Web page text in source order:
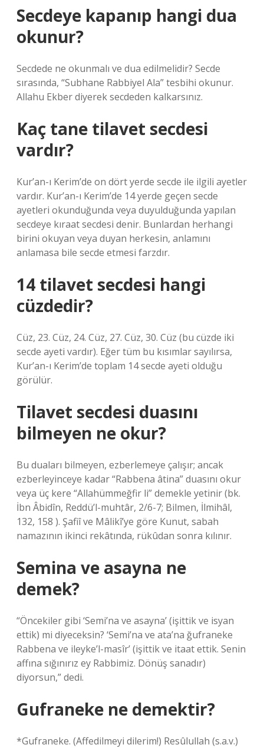
Secdeye kapanıp hangi dua
okunur?
Secdede ne okunmalı ve dua edilmelidir? Secde
sırasında, “Subhane Rabbiyel Ala” tesbihi okunur.
Allahu Ekber diyerek secdeden kalkarsınız.
Kaç tane tilavet secdesi
vardır?
Kur’an-ı Kerim’de on dört yerde secde ile ilgili ayetler
vardır. Kur’an-ı Kerim’de 14 yerde geçen secde
ayetleri okunduğunda veya duyulduğunda yapılan
secdeye kıraat secdesi denir. Bunlardan herhangi
birini okuyan veya duyan herkesin, anlamını
anlamasa bile secde etmesi farzdır.
14 tilavet secdesi hangi
cüzdedir?
Cüz, 23. Cüz, 24. Cüz, 27. Cüz, 30. Cüz (bu cüzde iki
secde ayeti vardır). Eğer tüm bu kısımlar sayılırsa,
Kur’an-ı Kerim’de toplam 14 secde ayeti olduğu
görülür.
Tilavet secdesi duasını
bilmeyen ne okur?
Bu duaları bilmeyen, ezberlemeye çalışır; ancak
ezberleyinceye kadar “Rabbena âtina” duasını okur
veya üç kere “Allahümmeğfir li” demekle yetinir (bk.
İbn Âbidîn, Reddü’l-muhtâr, 2/6-7; Bilmen, İlmihâl,
132, 158 ). Şafiî ve Mâlikî’ye göre Kunut, sabah
namazının ikinci rekâtında, rükûdan sonra kılınır.
Semina ve asayna ne
demek?
“Öncekiler gibi ‘Semi’na ve asayna’ (işittik ve isyan
ettik) mi diyeceksin? ‘Semi’na ve ata’na ğufraneke
Rabbena ve ileyke’l-masîr’ (işittik ve itaat ettik. Senin
affına sığınırız ey Rabbimiz. Dönüş sanadır)
diyorsun,” dedi.
Gufraneke ne demektir?
*Gufraneke. (Affedilmeyi dilerim!) Resûlullah (s.a.v.)